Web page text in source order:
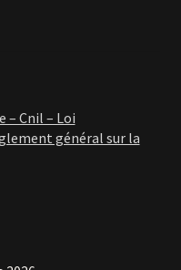
– Cnil – Loi
général sur la